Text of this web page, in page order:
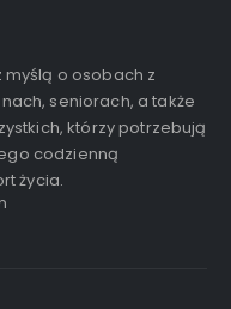
o osobach z
seniorach, a także
którzy potrzebują
codzienną
życia.